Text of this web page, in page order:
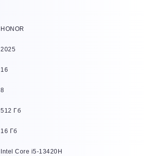
HONOR
2025
16
8
512 Гб
16 Гб
Intel Core i5-13420H